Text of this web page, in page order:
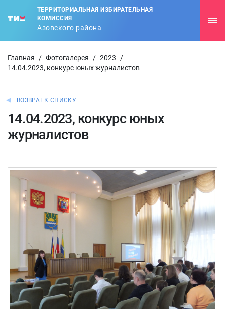
ТЕРРИТОРИАЛЬНАЯ ИЗБИРАТЕЛЬНАЯ
КОМИССИЯ
Азовского района
Главная / Фотогалерея / 2023
/
14.04.2023, конкурс юных журналистов
ВОЗВРАТ К СПИСКУ
14.04.2023, конкурс юных
журналистов